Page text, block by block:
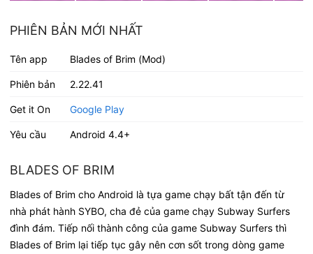
PHIÊN BẢN MỚI NHẤT
Tên app Blades of Brim (Mod)
Phiên bản 2.22.41
Get it On Google Play
Yêu cầu Android 4.4+
BLADES OF BRIM
Blades of Brim cho Android là tựa game chạy bất tận đến từ
nhà phát hành SYBO, cha đẻ của game chạy Subway Surfers
đình đám. Tiếp nối thành công của game Subway Surfers thì
Blades of Brim lại tiếp tục gây nên cơn sốt trong dòng game